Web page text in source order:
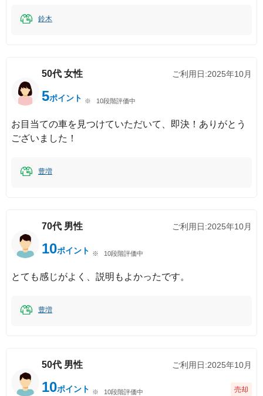
鈴木
50代 女性 ご利用日:2025年10月
5ポイント 10段階評価中
お目当ての車を見つけていただいて、即決！ありがとう
ございました！
豊増
70代 男性 ご利用日:2025年10月
10ポイント 10段階評価中
とても感じがよく、説明もよかったです。
豊増
50代 男性 ご利用日:2025年10月
10ポイント 10段階評価中 売却